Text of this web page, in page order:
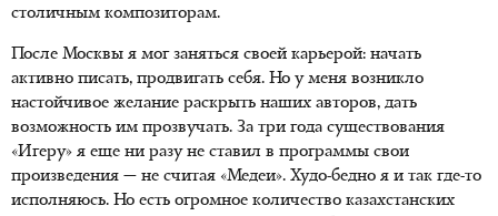
столичным композиторам.
После Москвы я мог заняться своей карьерой: начать
активно писать, продвигать себя. Но у меня возникло
настойчивое желание раскрыть наших авторов, дать
возможность им прозвучать. За три года существования
«Игеру» я еще ни разу не ставил в программы свои
произведения — не считая «Медеи». Худо-бедно я и так где-то
исполняюсь. Но есть огромное количество казахстанских